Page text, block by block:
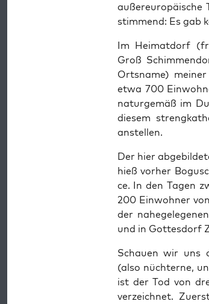
außer­eu­ro­päi­sche
stim­mend: Es gab
Im Hei­mat­dorf
Groß
Orts­na­me)
etwa 700
natur­ge­mäß im
die­sem
anstellen.
Der hier
hieß vor­her
ce. In den Tagen
200 Ein­woh­ner
der
und in Got­tes­dorf
Schau­en wir uns
(also nüch­ter­ne,
ist der Tod von
ver­zeich­net.